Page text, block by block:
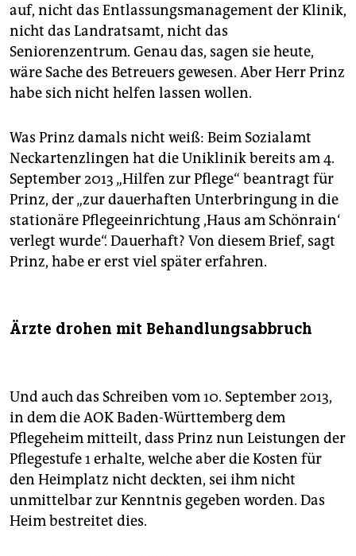
auf, nicht das Entlassungsmanagement der Klinik,
nicht das Landratsamt, nicht das
Seniorenzentrum. Genau das, sagen sie heute,
wäre Sache des Betreuers gewesen. Aber Herr Prinz
habe sich nicht helfen lassen wollen.
Was Prinz damals nicht weiß: Beim Sozialamt
Neckartenzlingen hat die Uniklinik bereits am 4.
September 2013 „Hilfen zur Pflege“ beantragt für
Prinz, der „zur dauerhaften Unterbringung in die
stationäre Pflegeeinrichtung ,Haus am Schönrain‘
verlegt wurde“. Dauerhaft? Von diesem Brief, sagt
Prinz, habe er erst viel später erfahren.
Ärzte drohen mit Behandlungsabbruch
Und auch das Schreiben vom 10. September 2013,
in dem die AOK Baden-Württemberg dem
Pflegeheim mitteilt, dass Prinz nun Leistungen der
Pflegestufe 1 erhalte, welche aber die Kosten für
den Heimplatz nicht deckten, sei ihm nicht
unmittelbar zur Kenntnis gegeben worden. Das
Heim bestreitet dies.